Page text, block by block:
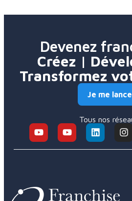
Devenez
Créez |
Transformez
Je me lance
Tous nos